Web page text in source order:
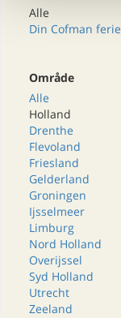
Alle
Din Cofman ferie
Område
Alle
Holland
Drenthe
Flevoland
Friesland
Gelderland
Groningen
Ijsselmeer
Limburg
Nord Holland
Overijssel
Syd Holland
Utrecht
Zeeland